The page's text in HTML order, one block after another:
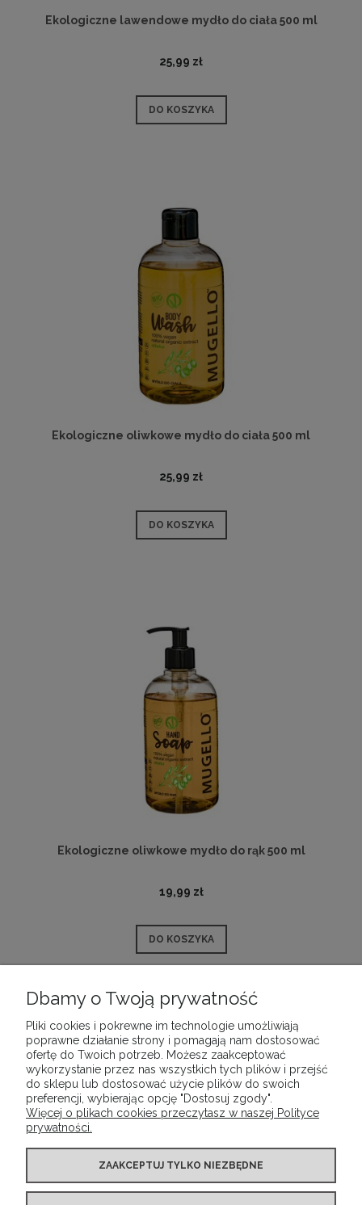
Ekologiczne lawendowe mydło do ciała 500 ml
25,99 zł
DO KOSZYKA
Ekologiczne oliwkowe mydło do ciała 500 ml
25,99 zł
DO KOSZYKA
Ekologiczne oliwkowe mydło do rąk 500 ml
19,99 zł
DO KOSZYKA
POMOC
MOJE KONTO
Dbamy o Twoją prywatność
Pliki cookies i pokrewne im technologie umożliwiają
poprawne działanie strony i pomagają nam dostosować
ofertę do Twoich potrzeb. Możesz zaakceptować
wykorzystanie przez nas wszystkich tych plików i przejść
do sklepu lub dostosować użycie plików do swoich
preferencji, wybierając opcję "Dostosuj zgody".
Więcej o plikach cookies przeczytasz w naszej Polityce
prywatności.
ZAAKCEPTUJ TYLKO NIEZBĘDNE